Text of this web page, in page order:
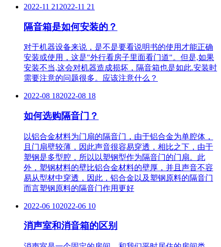
2022-11 21 2022-11 21
隔音箱是如何安装的？
对于机器设备来说，是不是要看说明书的使用才能正确
安装或使用，这是"外行看房子里面看门道"。但是,如果
安装不当,这会对机器造成损坏，隔音箱也是如此.安装时
需要注意的问题很多。应该注意什么？
2022-08 182022-08 18
如何选购隔音门？
以铝合金材料为门扇的隔音门，由于铝合金为单腔体，
且门扇壁较薄，因此声音很容易穿透，相比之下，由于
塑钢是多型腔，所以以塑钢型作为隔音门的门扇。此
外，塑钢材料的壁比铝合金材料的壁厚，并且声音不容
易从型材中穿透，因此，铝合金以及塑钢原料的隔音门
而言塑钢原料的隔音门作用更好
2022-06 102022-06 10
消声室和消音箱的区别